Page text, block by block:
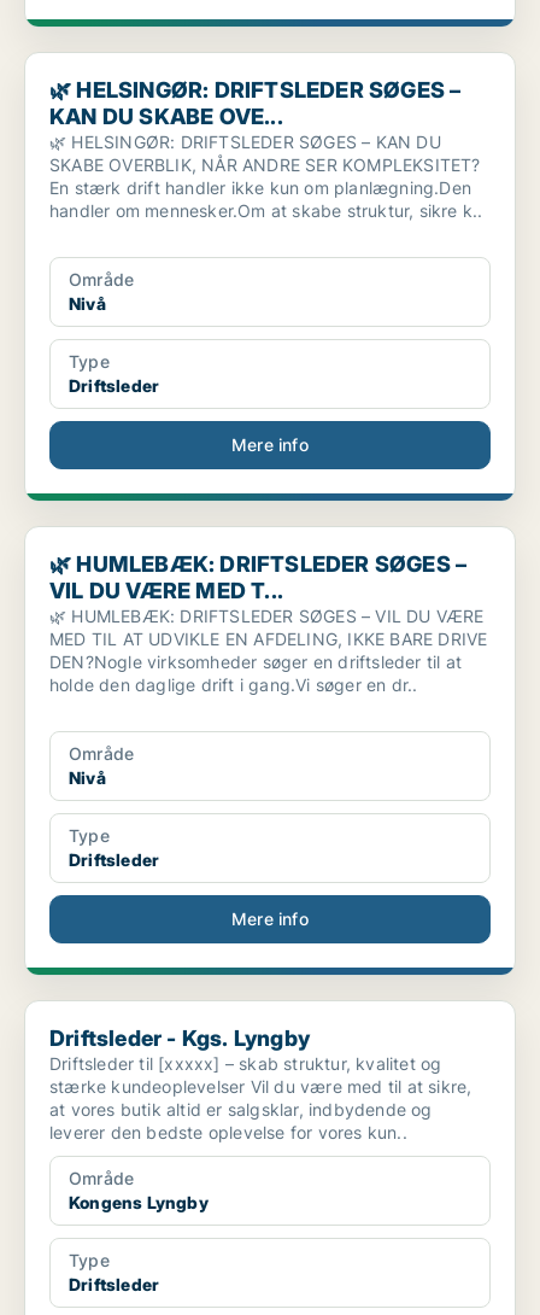
🌿 HELSINGØR: DRIFTSLEDER SØGES – KAN DU SKABE OVE...
🌿 HELSINGØR: DRIFTSLEDER SØGES –
KAN DU SKABE OVE...
🌿 HELSINGØR: DRIFTSLEDER SØGES – KAN DU
SKABE OVERBLIK, NÅR ANDRE SER KOMPLEKSITET?
En stærk drift handler ikke kun om planlægning.Den
handler om mennesker.Om at skabe struktur, sikre k..
Område
Nivå
Type
Driftsleder
Mere info
🌿 HUMLEBÆK: DRIFTSLEDER SØGES – VIL DU VÆRE MED T...
🌿 HUMLEBÆK: DRIFTSLEDER SØGES –
VIL DU VÆRE MED T...
🌿 HUMLEBÆK: DRIFTSLEDER SØGES – VIL DU VÆRE
MED TIL AT UDVIKLE EN AFDELING, IKKE BARE DRIVE
DEN?Nogle virksomheder søger en driftsleder til at
holde den daglige drift i gang.Vi søger en dr..
Område
Nivå
Type
Driftsleder
Mere info
Driftsleder - Kgs. Lyngby
Driftsleder - Kgs. Lyngby
Driftsleder til [xxxxx] – skab struktur, kvalitet og
stærke kundeoplevelser Vil du være med til at sikre,
at vores butik altid er salgsklar, indbydende og
leverer den bedste oplevelse for vores kun..
Område
Kongens Lyngby
Type
Driftsleder